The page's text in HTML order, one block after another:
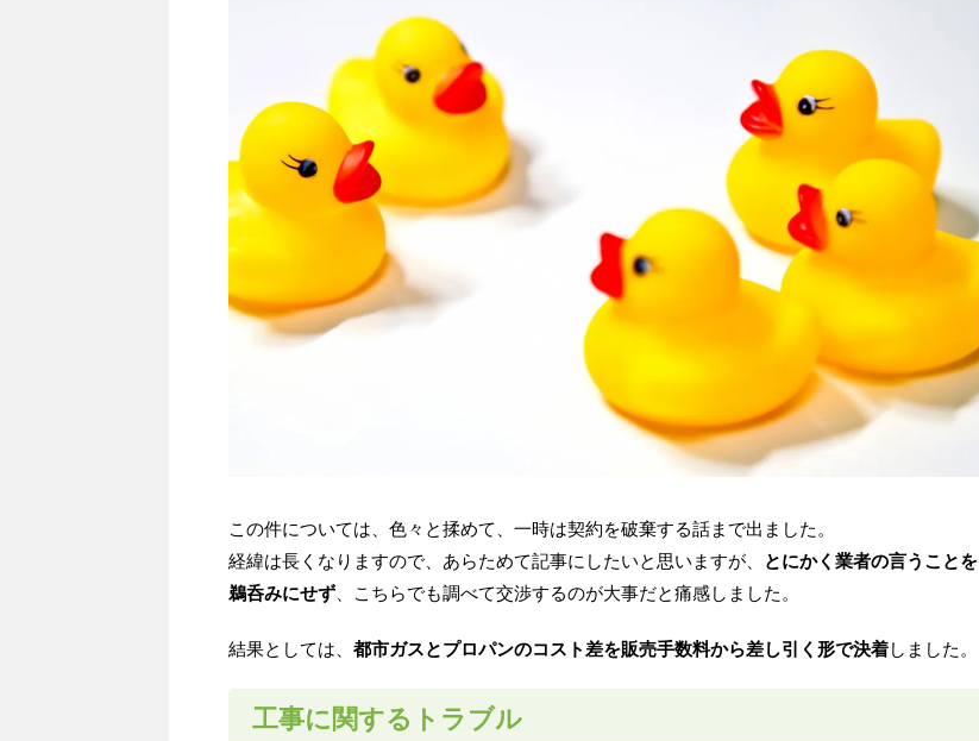
この件については、色々と揉めて、一時は契約を破棄する話まで出ました。
経緯は長くなりますので、あらためて記事にしたいと思いますが、
とにかく業者の言うことを
鵜呑みにせず 、こちらでも調べて交渉するのが大事だと痛感しました。
結果としては、 都市ガスとプロパンのコスト差を販売手数料から差し引く形で決着しました。
工事に関するトラブル